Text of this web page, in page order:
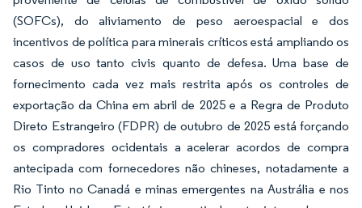
(SOFCs), do aliviamento de peso aeroespacial e dos
incentivos de política para minerais críticos está ampliando os
casos de uso tanto civis quanto de defesa. Uma base de
fornecimento cada vez mais restrita após os controles de
exportação da China em abril de 2025 e a Regra de Produto
Direto Estrangeiro (FDPR) de outubro de 2025 está forçando
os compradores ocidentais a acelerar acordos de compra
antecipada com fornecedores não chineses, notadamente a
Rio Tinto no Canadá e minas emergentes na Austrália e nos